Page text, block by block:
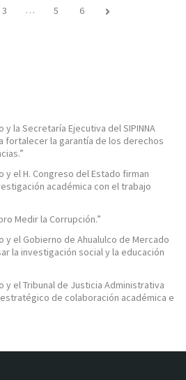
3 … 5 6
y la Secretaría Ejecutiva del SIPINNA
fortalecer la garantía de los derechos
y el H. Congreso del Estado firman
académica con el trabajo
Medir la Corrupción.”
y el Gobierno de Ahualulco de Mercado
la investigación social y la educación
y el Tribunal de Justicia Administrativa
de colaboración académica e